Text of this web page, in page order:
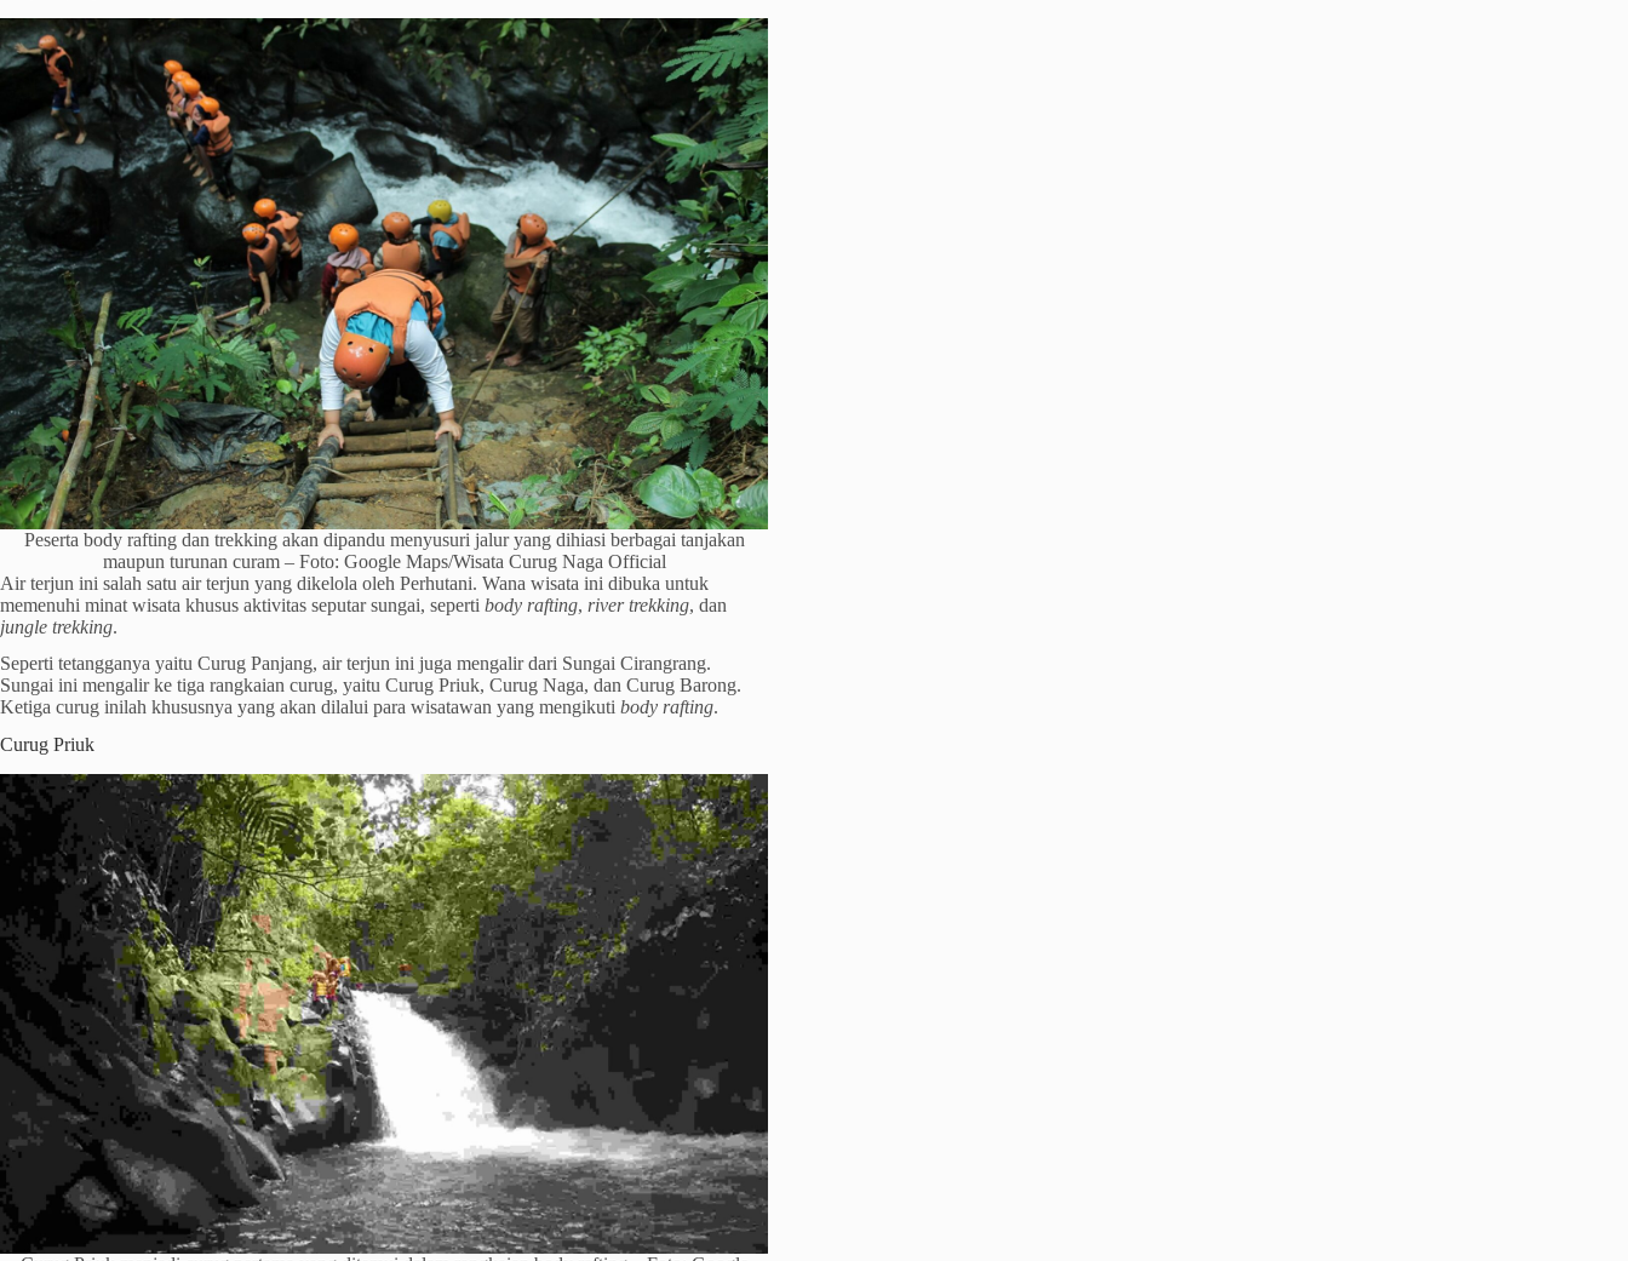
Peserta body rafting dan trekking akan dipandu menyusuri jalur yang dihiasi berbagai tanjakan
maupun turunan curam – Foto: Google Maps/Wisata Curug Naga Official
Air terjun ini salah satu air terjun yang dikelola oleh Perhutani. Wana wisata ini dibuka untuk
memenuhi minat wisata khusus aktivitas seputar sungai, seperti body rafting, river trekking, dan
jungle trekking.
Seperti tetangganya yaitu Curug Panjang, air terjun ini juga mengalir dari Sungai Cirangrang.
Sungai ini mengalir ke tiga rangkaian curug, yaitu Curug Priuk, Curug Naga, dan Curug Barong.
Ketiga curug inilah khususnya yang akan dilalui para wisatawan yang mengikuti body rafting.
Curug Priuk